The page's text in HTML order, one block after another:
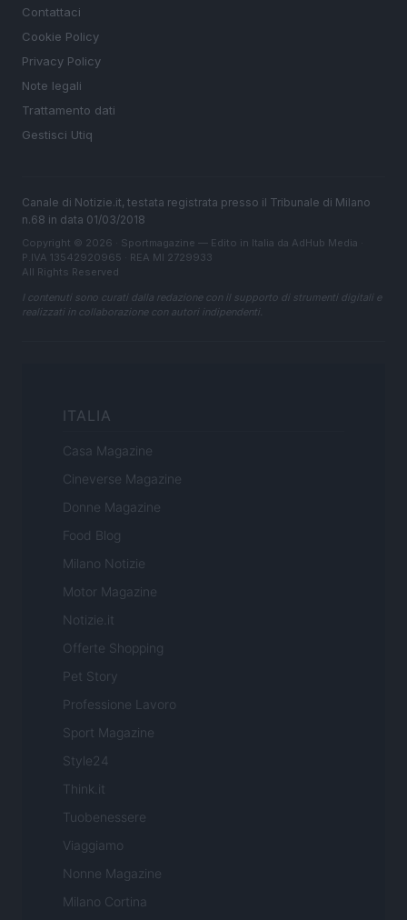
Contattaci
Cookie Policy
Privacy Policy
Note legali
Trattamento dati
Gestisci Utiq
Canale di Notizie.it, testata registrata presso il Tribunale di Milano
n.68 in data 01/03/2018
Copyright © 2026 · Sportmagazine — Edito in Italia da AdHub Media
P.IVA 13542920965 · REA MI 2729933
All Rights Reserved
I contenuti sono curati dalla redazione con il supporto di strumenti digitali e
realizzati in collaborazione con autori indipendenti.
ITALIA
Casa Magazine
Cineverse Magazine
Donne Magazine
Food Blog
Milano Notizie
Motor Magazine
Notizie.it
Offerte Shopping
Pet Story
Professione Lavoro
Sport Magazine
Style24
Think.it
Tuobenessere
Viaggiamo
Nonne Magazine
Milano Cortina